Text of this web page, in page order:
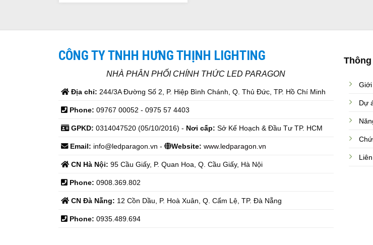
CÔNG TY TNHH HƯNG THỊNH LIGHTING
NHÀ PHÂN PHỐI CHÍNH THỨC LED PARAGON
Địa chỉ: 244/3A Đường Số 2, P. Hiệp Bình Chánh, Q. Thủ Đức, TP. Hồ Chí Minh
Phone: 09767 00052 - 0975 57 4403
GPKD: 0314047520 (05/10/2016) - Nơi cấp: Sở Kế Hoạch & Đầu Tư TP. HCM
Email: info@ledparagon.vn - Website: www.ledparagon.vn
CN Hà Nội: 95 Cầu Giấy, P. Quan Hoa, Q. Cầu Giấy, Hà Nội
Phone: 0908.369.802
CN Đà Nẵng: 12 Cồn Dầu, P. Hoà Xuân, Q. Cẩm Lệ, TP. Đà Nẵng
Phone: 0935.489.694
Dự